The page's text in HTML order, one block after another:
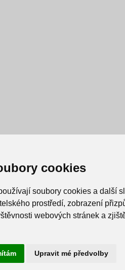
cookies
soubory cookies a další
prostředí, zobrazení
webových stránek a
Upravit mé předvolby